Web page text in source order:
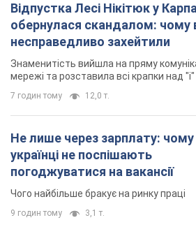
Відпустка Лесі Нікітюк у
обернулася скандалом: чому
несправедливо захейтили
Знаменитість вийшла на пряму
мережі та розставила всі крапки над "і"
7 годин тому 12,0 т.
Не лише через зарплату: чому
українці не поспішають
погоджуватися на вакансії
Чого найбільше бракує на ринку праці
9 годин тому 3,1 т.